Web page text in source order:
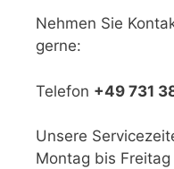
Nehmen Sie
gerne:
Telefon +49 731
Unsere
Montag bis Freitag